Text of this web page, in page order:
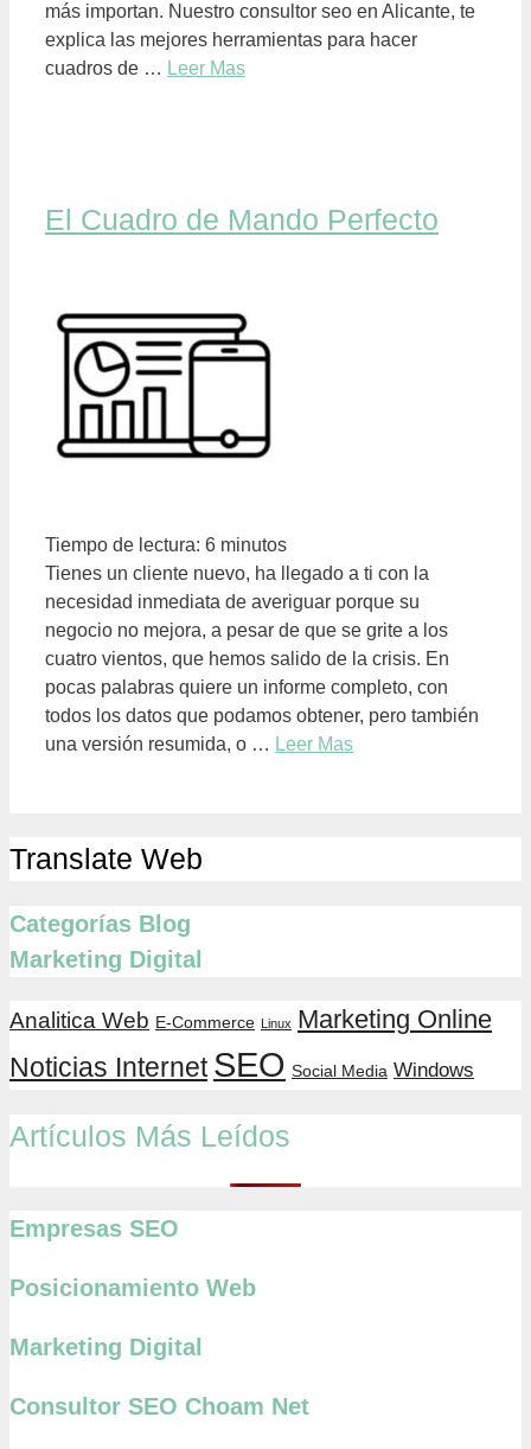
más importan. Nuestro consultor seo en Alicante, te
explica las mejores herramientas para hacer
cuadros de … Leer Mas
El Cuadro de Mando Perfecto
Tiempo de lectura: 6 minutos
Tienes un cliente nuevo, ha llegado a ti con la
necesidad inmediata de averiguar porque su
negocio no mejora, a pesar de que se grite a los
cuatro vientos, que hemos salido de la crisis. En
pocas palabras quiere un informe completo, con
todos los datos que podamos obtener, pero también
una versión resumida, o … Leer Mas
Translate Web
Categorías Blog
Marketing Digital
Analitica Web E-Commerce Linux Marketing Online
Noticias Internet SEO Social Media Windows
Artículos Más Leídos
Empresas SEO
Posicionamiento Web
Marketing Digital
Consultor SEO Choam Net